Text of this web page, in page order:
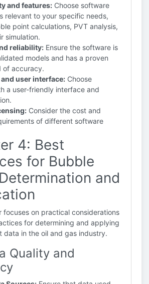
and features: Choose software
relevant to your specific needs,
point calculations, PVT analysis,
simulation.
reliability: Ensure the software is
models and has a proven
of accuracy.
and user interface: Choose
a user-friendly interface and
Consider the cost and
of different software
4: Best
for Bubble
and
focuses on practical considerations
for determining and applying
data in the oil and gas industry.
Quality and